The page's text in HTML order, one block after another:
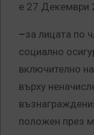
е 27 Декември
–за лицата по
социално
включително
върху
положен през